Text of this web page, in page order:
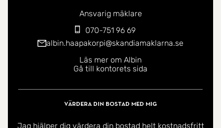
Ansvarig mäklare
070-751 96 69
albin.haapakorpi@skandiamaklarna.se
Läs mer om Albin
Gå till kontorets sida
Värdera din bostad med mig
Jag hjälper dig värdera din bostad helt kostnadsfritt